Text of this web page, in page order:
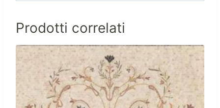
Prodotti correlati